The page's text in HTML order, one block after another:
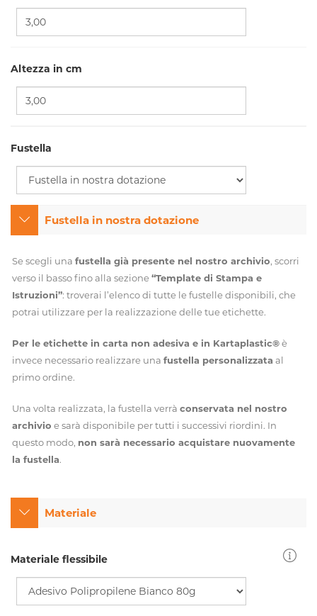
Altezza in cm
Fustella
Fustella in nostra dotazione
Se scegli una fustella già presente nel nostro archivio, scorri
verso il basso fino alla sezione “Template di Stampa e
Istruzioni”: troverai l’elenco di tutte le fustelle disponibili, che
potrai utilizzare per la realizzazione delle tue etichette.
Per le etichette in carta non adesiva e in Kartaplastic®è
invece necessario realizzare una fustella personalizzata al
primo ordine.
Una volta realizzata, la fustella verrà conservata nel nostro
archivio e sarà disponibile per tutti i successivi riordini. In
questo modo, non sarà necessario acquistare nuovamente
la fustella.
Materiale
Materiale flessibile